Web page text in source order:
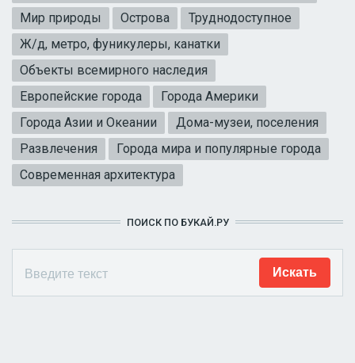
Мир природы
Острова
Труднодоступное
Ж/д, метро, фуникулеры, канатки
Объекты всемирного наследия
Европейские города
Города Америки
Города Азии и Океании
Дома-музеи, поселения
Развлечения
Города мира и популярные города
Современная архитектура
ПОИСК ПО БУКАЙ.РУ